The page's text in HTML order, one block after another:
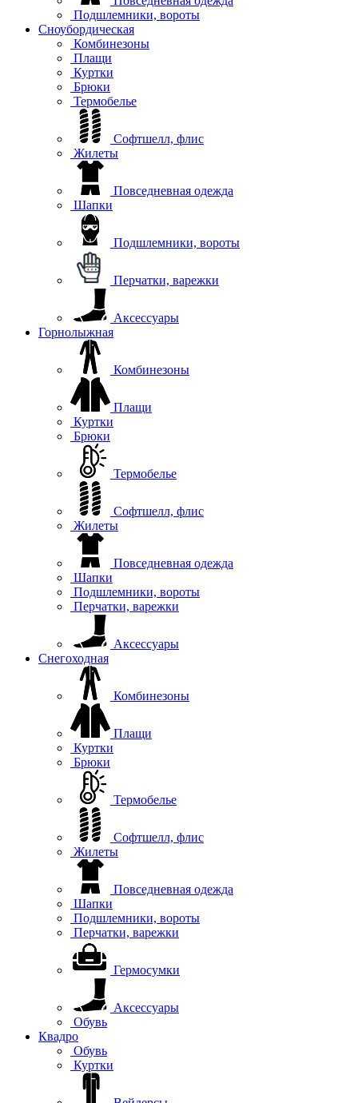
Подшлемники, вороты
Сноубордическая
Комбинезоны
Плащи
Куртки
Брюки
Термобелье
Софтшелл, флис
Жилеты
Повседневная одежда
Шапки
Подшлемники, вороты
Перчатки, варежки
Аксессуары
Горнолыжная
Комбинезоны
Плащи
Куртки
Брюки
Термобелье
Софтшелл, флис
Жилеты
Повседневная одежда
Шапки
Подшлемники, вороты
Перчатки, варежки
Аксессуары
Снегоходная
Комбинезоны
Плащи
Куртки
Брюки
Термобелье
Софтшелл, флис
Жилеты
Повседневная одежда
Шапки
Подшлемники, вороты
Перчатки, варежки
Гермосумки
Аксессуары
Обувь
Квадро
Обувь
Куртки